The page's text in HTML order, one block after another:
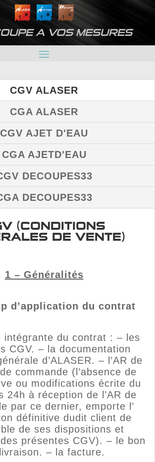
A VOS MESURES
CGV-CGA
CGV ALASER
CGA ALASER
CGV AJET D'EAU
CGA AJETD'EAU
DECOUPES33
DECOUPES33
(CONDITIONS
DE VENTE)
1 – Généralités
d’application du contrat
intégrante du contrat : – les
CGV. – la documentation
d’ALASER. – l’AR de
commande (l’absence de
ou modifications écrite du
24h à réception de l’AR de
par ce dernier, emporte l’
définitive dudit client de
de ses dispositions et
présentes CGV). – le bon
– la facture.